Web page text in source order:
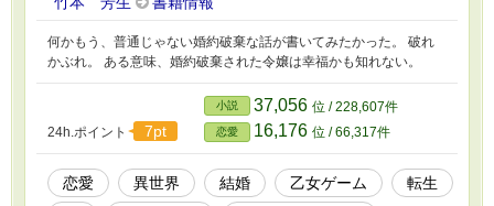
何かもう、普通じゃない婚約破棄な話が書いてみたかった。 破れ
かぶれ。 ある意味、婚約破棄された令嬢は幸福かも知れない。
24h.ポイント 7pt
小説 37,056 位 / 228,607件
恋愛 16,176 位 / 66,317件
恋愛 異世界 結婚 乙女ゲーム
転生